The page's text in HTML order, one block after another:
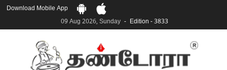
Download Mobile App
09 Aug 2026, Sunday
Edition - 3833